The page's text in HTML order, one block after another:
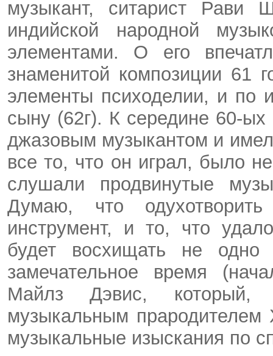
музыкант, ситарист Рави
индийской народной
элементами. О его
знаменитой композиции 61
элементы психоделии, и по
сыну (62г). К середине 60-
джазовым музыкантом и
все то, что он играл, было
слушали продвинутые
Думаю, что
инструмент, и то, что
будет восхищать не
замечательное время
Майлз Дэвис, который,
музыкальным прародителем
музыкальные изыскания по